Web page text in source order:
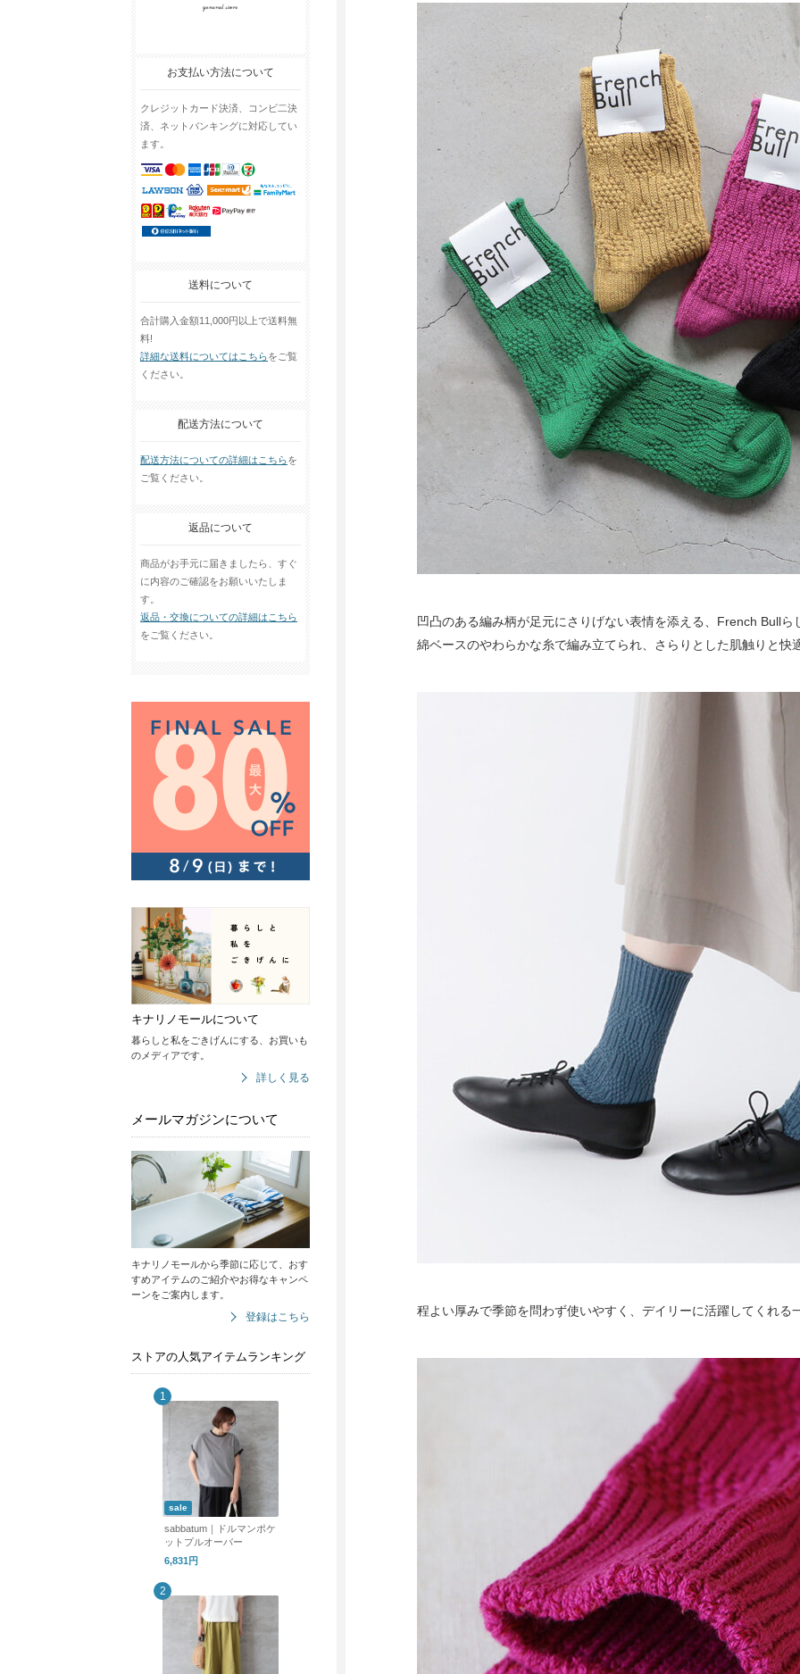
お支払い方法について
クレジットカード決済、コンビ二決
済、ネットバンキングに対応してい
ます。
送料について
合計購入金額11,000円以上で送料無
料!
詳細な送料についてはこちらをご覧
ください。
配送方法について
配送方法についての詳細はこちらを
ご覧ください。
返品について
商品がお手元に届きましたら、すぐ
に内容のご確認をお願いいたしま
す。
返品・交換についての詳細はこちら
をご覧ください。
キナリノモールについて
暮らしと私をごきげんにする、お買いも
のメディアです。
詳しく見る
メールマガジンについて
キナリノモールから季節に応じて、おす
すめアイテムのご紹介やお得なキャンペ
ーンをご案内します。
登録はこちら
ストアの人気アイテムランキング
sale
sabbatum｜ドルマンポケ
ットプルオーバー
6,831円
凹凸のある編み柄が足元にさりげない表情を添える、French Bullら
綿ベースのやわらかな糸で編み立てられ、さらりとした肌触りと快
程よい厚みで季節を問わず使いやすく、デイリーに活躍してくれる